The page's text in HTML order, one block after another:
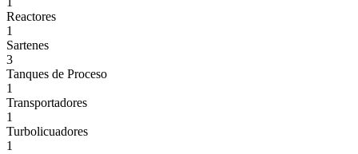
Reactores
1
Sartenes
3
Tanques de Proceso
1
Transportadores
1
Turbolicuadores
1